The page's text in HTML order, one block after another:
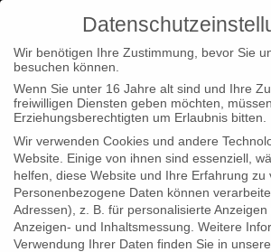
Home Typ|News MAKE LOVE in den
MAKE LOVE in den
Wir benötigen Ihre Zustimmung, bevor Sie
besuchen können.
Wenn Sie unter 16 Jahre alt sind und Ihre
freiwilligen Diensten geben möchten,
Erziehungsberechtigten um Erlaubnis bitten.
Wir verwenden Cookies und andere
Website. Einige von ihnen sind essenziell,
helfen, diese Website und Ihre Erfahrung zu
Personenbezogene Daten können
Adressen), z. B. für personalisierte
Anzeigen- und Inhaltsmessung. Weitere
Verwendung Ihrer Daten finden Sie in